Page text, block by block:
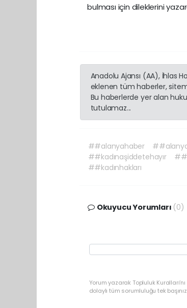
bulması için dileklerini
Anadolu Ajansı (AA), İhlas
eklenen tüm haberler,
Bu haberlerde yer alan
tutulamaz...
##alanyahaber
##kadınaşiddetehayır
##kadınhakları
Okuyucu Yorumları (0)
Yorum yazarak Topluluk
dolaylı tüm sorumluluğu tek